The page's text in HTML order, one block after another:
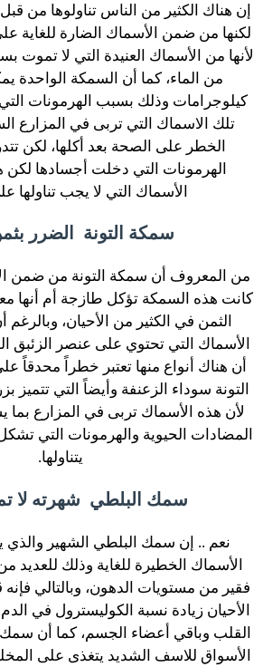
إن هناك الكثير من الناس تناولوها من
لكنها من ضمن الأسماك الضارة للغاية
لأنها من الأسماك العنيدة التي لا تموت
من الماء، كما أن السمكة الواحدة
كيلوجرامات وذلك بسبب الهرمونات
تلك الاسماك التي تربى في المزارع
الخطر على الصحة بعد أكلها، لكن
الهرمونات التي دخلت أجسادها لكن
الأسماك التي لا يجب تناولها
سمكة التونة الضرر
من المعروف أن سمكة التونة من ضمن
كانت هذه السمكة تؤكل طازجة أم أنها
الثمن في الكثير من الأحيان،
الأسماك التي تحتوي على عنصر الزئبق
أن هناك أنواع منها تعتبر خطراً
التونة سوداء الزعنفة وأيضاً التي تتميز
لأن هذه الأسماك تربى في المزارع
المضادات الحيوية والهرمونات التي
يتناولها.
سمك البلطي شهرته لا
نعم .. إن سمك البلطي الشهير والذي
الأسماك الخطيرة للغاية وذلك للعديد
فقير من مستويات الدهون، وبالتالي
الأحيان زيادة نسبة الكوليسترول في
القلب وباقي أعضاء الجسم، كما أن
الأسواق للاسف الشديد يتغذى على